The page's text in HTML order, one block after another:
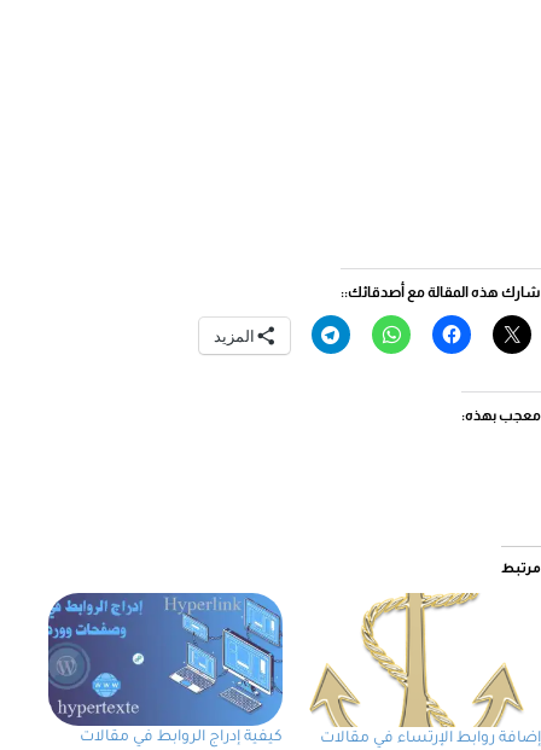
شارك هذه المقالة مع أصدقائك::
المزيد
معجب بهذه:
مرتبط
إضافة روابط الإرتساء في مقالات
كيفية إدراج الروابط في مقالات